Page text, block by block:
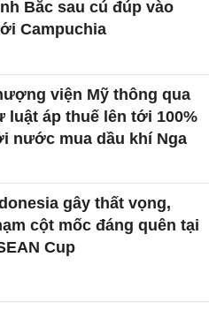
Bắc sau cú đúp vào
Campuchia
viện Mỹ thông qua
luật áp thuế lên tới 100%
nước mua dầu khí Nga
gây thất vọng,
cột mốc đáng quên tại
Cup